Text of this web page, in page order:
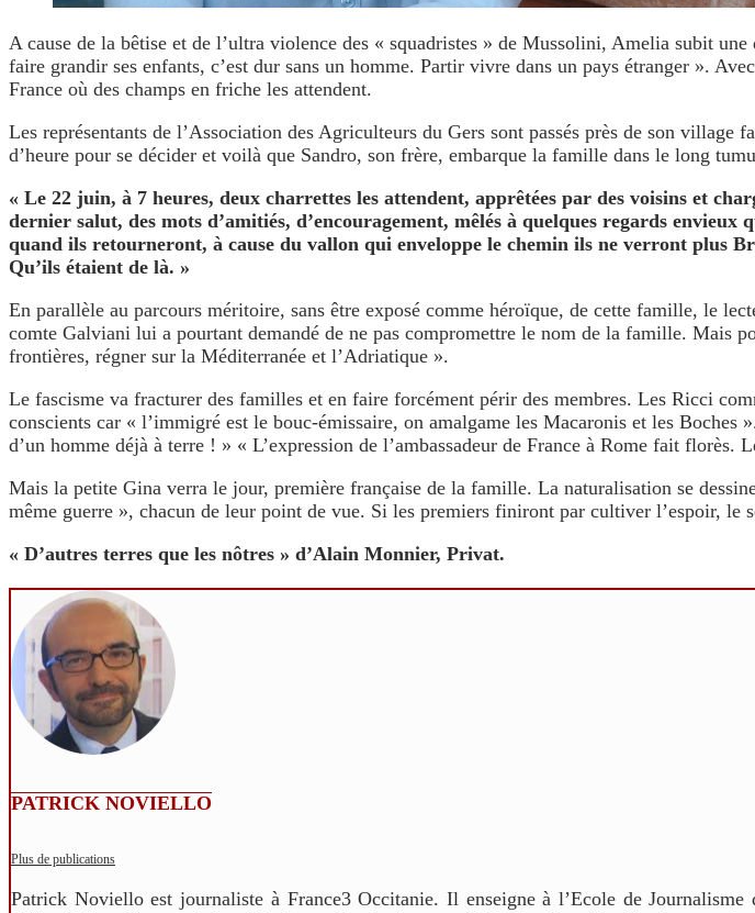
A cause de la bêtise et de l’ultra violence des « squadristes » de Mussolini, Amelia subit
faire grandir ses enfants, c’est dur sans un homme. Partir vivre dans un pays étranger ».
France où des champs en friche les attendent.
Les représentants de l’Association des Agriculteurs du Gers sont passés près de son
d’heure pour se décider et voilà que Sandro, son frère, embarque la famille dans le long
« Le 22 juin, à 7 heures, deux charrettes les attendent, apprêtées par des voisins et
dernier salut, des mots d’amitiés, d’encouragement, mêlés à quelques regards
quand ils retourneront, à cause du vallon qui enveloppe le chemin ils ne verront plus
Qu’ils étaient de là. »
En parallèle au parcours méritoire, sans être exposé comme héroïque, de cette famille, le
comte Galviani lui a pourtant demandé de ne pas compromettre le nom de la famille. Mais
frontières, régner sur la Méditerranée et l’Adriatique ».
Le fascisme va fracturer des familles et en faire forcément périr des membres. Les Ricci
conscients car « l’immigré est le bouc-émissaire, on amalgame les Macaronis et les
d’un homme déjà à terre ! » « L’expression de l’ambassadeur de France à Rome fait
Mais la petite Gina verra le jour, première française de la famille. La naturalisation se
même guerre », chacun de leur point de vue. Si les premiers finiront par cultiver l’espoir, le
« D’autres terres que les nôtres » d’Alain Monnier, Privat.
PATRICK NOVIELLO
Plus de publications
Patrick Noviello est journaliste à France3 Occitanie. Il enseigne à l’Ecole de